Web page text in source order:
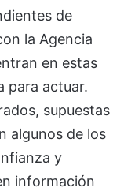
de
la Agencia
en estas
para actuar.
supuestas
algunos de los
y
información